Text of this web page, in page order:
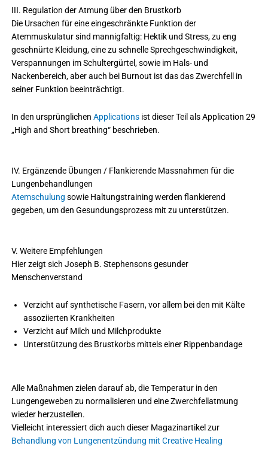
III. Regulation der Atmung über den Brustkorb
Die Ursachen für eine eingeschränkte Funktion der
Atemmuskulatur sind mannigfaltig: Hektik und Stress, zu eng
geschnürte Kleidung, eine zu schnelle Sprechgeschwindigkeit,
Verspannungen im Schultergürtel, sowie im Hals- und
Nackenbereich, aber auch bei Burnout ist das das Zwerchfell in
seiner Funktion beeinträchtigt.
In den ursprünglichen Applicationsist dieser Teil als Application 29
„High and Short breathing“ beschrieben.
IV. Ergänzende Übungen / Flankierende Massnahmen für die
Lungenbehandlungen
Atemschulung sowie Haltungstraining werden flankierend
gegeben, um den Gesundungsprozess mit zu unterstützen.
V. Weitere Empfehlungen
Hier zeigt sich Joseph B. Stephensons gesunder
Menschenverstand
Verzicht auf synthetische Fasern, vor allem bei den mit Kälte
assoziierten Krankheiten
Verzicht auf Milch und Milchprodukte
Unterstützung des Brustkorbs mittels einer Rippenbandage
Alle Maßnahmen zielen darauf ab, die Temperatur in den
Lungengeweben zu normalisieren und eine Zwerchfellatmung
wieder herzustellen.
Vielleicht interessiert dich auch dieser Magazinartikel zur
Behandlung von Lungenentzündung mit Creative Healing